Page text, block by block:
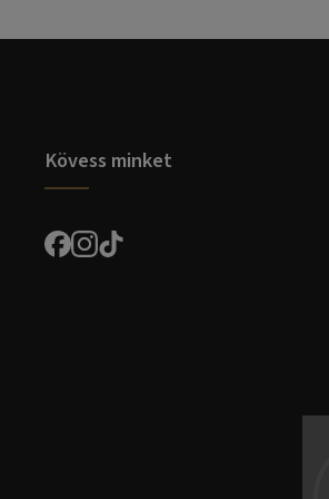
Kövess minket